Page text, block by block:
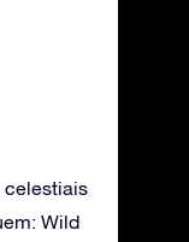
celestiais
Wild